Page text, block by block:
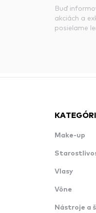
Buď
akciách a
posielame
Make-up
Vlasy
Vône
Nástroje a